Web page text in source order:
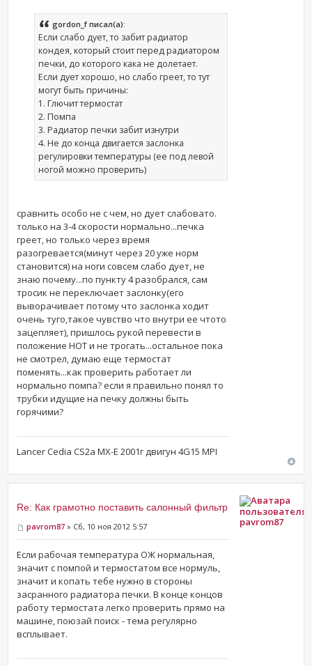
gordon_f писал(а):
Если слабо дует, то забит радиатор
кондея, который стоит перед радиатором
печки, до которого кака не долетает.
Если дует хорошо, но слабо греет, то тут
могут быть причины:
1. Глючит термостат
2. Помпа
3. Радиатор печки забит изнутри
4. Не до конца двигается заслонка
регулировки температуры (ее под левой
ногой можно проверить)
сравнить особо не с чем, но дует слабовато.
только на 3-4 скорости нормально...печка
греет, но только через время
разогревается(минут через 20 уже норм
становится) на ноги совсем слабо дует, не
знаю почему...по пункту 4 разобрался, сам
тросик не переключает заслонку(его
выворачивает потому что заслонка ходит
очень туго,такое чувство что внутри ее чтото
зацепляет), пришлось рукой перевести в
положение HOT и не трогать...остальное пока
не смотрел, думаю еще термостат
поменять...как проверить работает ли
нормально помпа? если я правильно понял то
трубки идущие на печку должны быть
горячими?
Lancer Cedia CS2a MX-E 2001г двигун 4G15 MPI
Re: Как грамотно поставить салонный фильтр
pavrom87 » Сб, 10 ноя 2012 5:57
Если рабочая температура ОЖ нормальная,
значит с помпой и термостатом все нормуль,
значит и копать тебе нужно в стороны
засранного радиатора печки. В конце концов
работу термостата легко проверить прямо на
машине, поюзай поиск - тема регулярно
всплывает.
pavrom87